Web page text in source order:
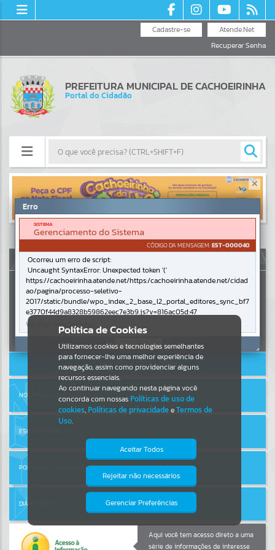
Atende.Net
Cadastre-se
Recuperar Senha
PREFEITURA MUNICIPAL DE CACHOEIRINHA
Portal do Cidadão
Resultados para""
Portais
Por favor, aguarde...
NOTÍCIAS
Por favor, aguarde...
Por favor, aguarde...
SERVIÇOS
Por favor, aguarde...
PÁGINAS
AUTOATENDIMENTO
ACESSAR SEM LOGIN
NOTA FISCAL ELETRÔNICA
ESCRITA FISCAL
PORTAL DA TRANSPARÊNCIA
DIÁRIO OFICIAL
Aqui você tem acesso direto a uma
série de informações de interesse
Política de Cookies
Utilizamos cookies e tecnologias semelhantes
para fornecer-lhe uma melhor experiência de
navegação, assim como providenciar alguns
recursos essenciais.
Ao continuar navegando nesta página você
concorda com nossas Políticas de uso de
cookies, Políticas de privacidadeeTermos de
Uso.
Aceitar Todos
Rejeitar não necessários
Gerenciar Preferências
Isto significa que diversos recursos
providenciados poderão não estar
Erro
SISTEMA
Gerenciamento do Sistema
CÓDIGO DA MENSAGEM:EST-000040
Ocorreu um erro de script:
Uncaught SyntaxError: Unexpected token '('
https://cachoeirinha.atende.net/https:/cachoeirinha.atende.net/cidad
ao/pagina/processo-seletivo-
2017/static/bundle/wpo_index_2_base_l2_portal_editores_sync_bf7
e3770f44d9a8328b59862eec7e3b9.js?v=816ac05d:47
Verificar Mais Detalhes
OK